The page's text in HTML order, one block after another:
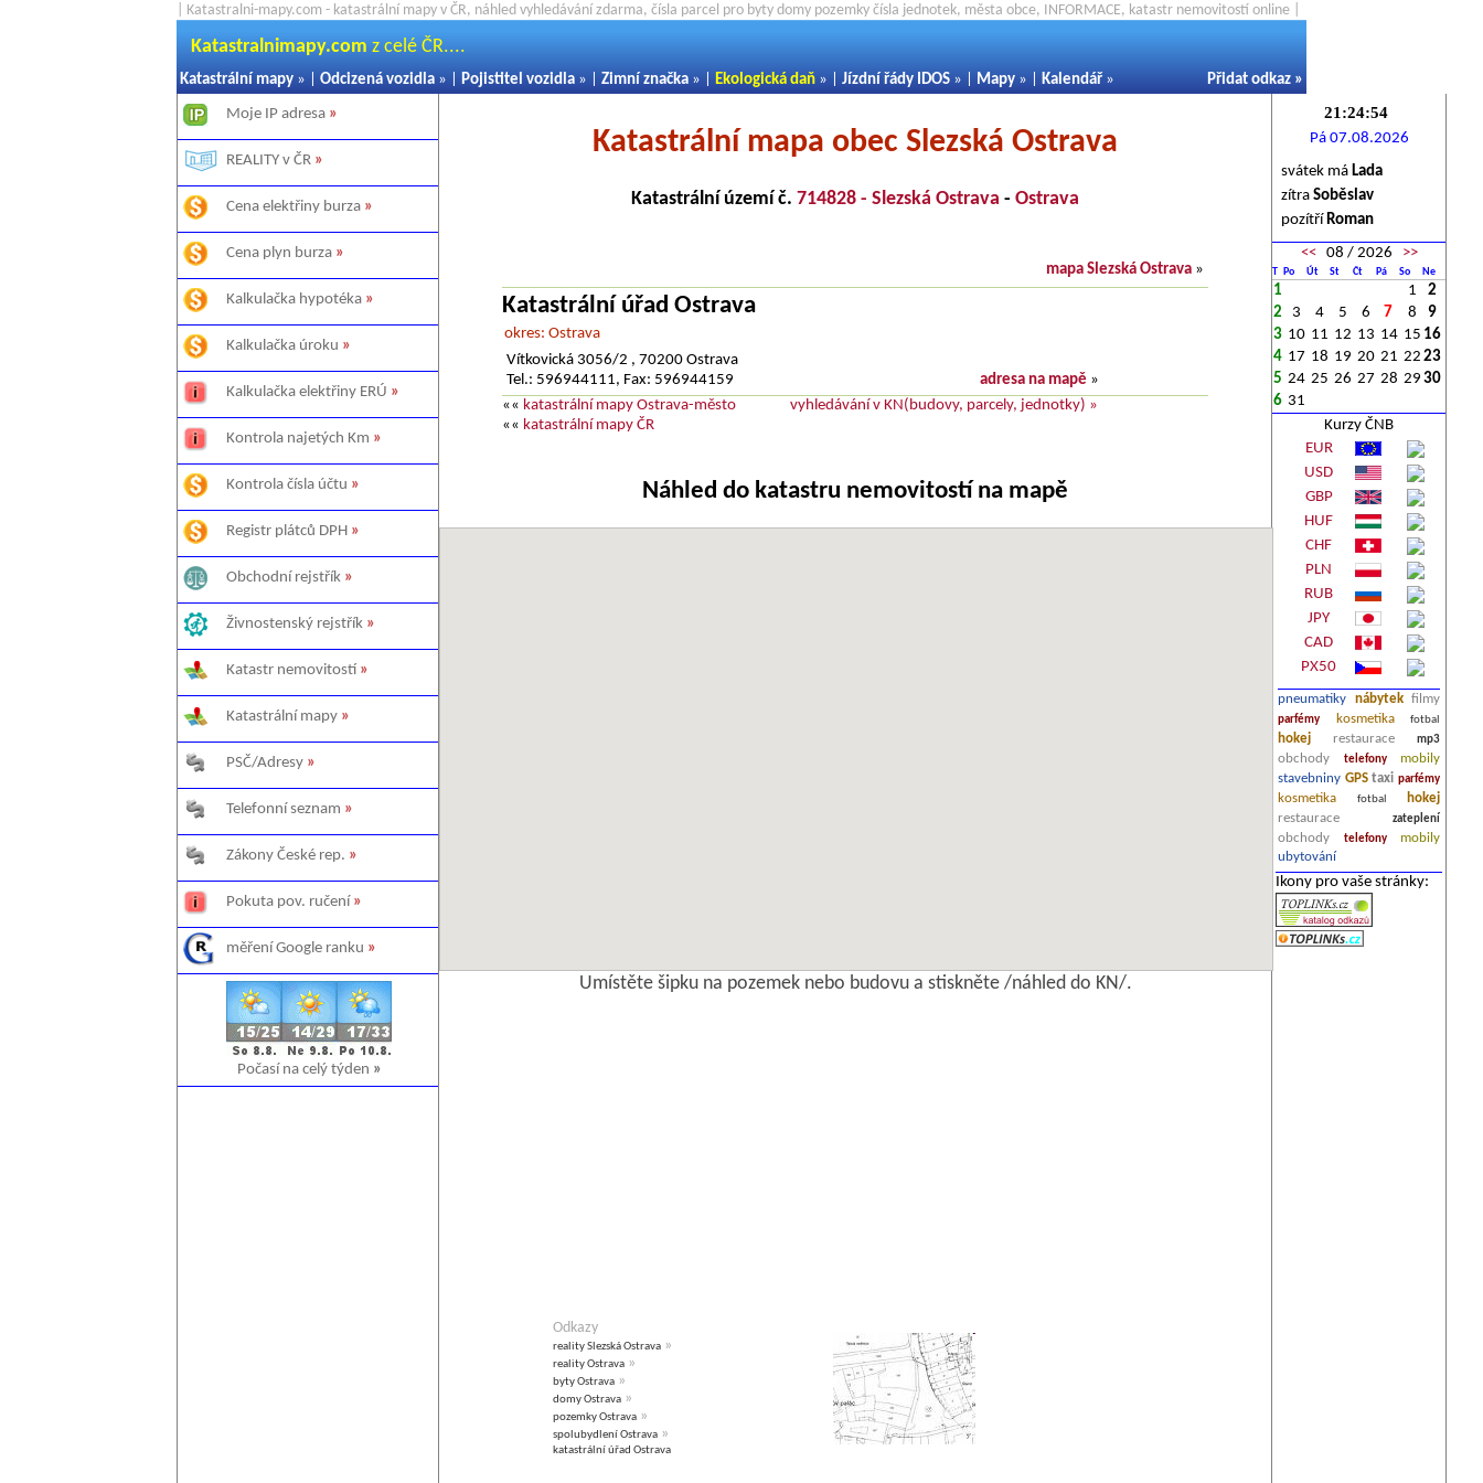
| Katastralni-mapy.com - katastrální mapy v ČR, náhled vyhledávání zdarma, čísla parcel pro byty domy pozemky čísla jednotek, města obce, INFORMACE, katastr nemovitostí online |
Katastralnimapy.com z celé ČR....
Katastrální mapy » | Odcizená vozidla » | Pojistitel vozidla » | Zimní značka » | Ekologická daň » | Jízdní řády IDOS » | Mapy » | Kalendář » Přidat odkaz »
Moje IP adresa »
REALITY v ČR »
Cena elektřiny burza »
Cena plyn burza »
Kalkulačka hypotéka »
Kalkulačka úroku »
Kalkulačka elektřiny ERÚ »
Kontrola najetých Km »
Kontrola čísla účtu »
Registr plátců DPH »
Obchodní rejstřík »
Živnostenský rejstřík »
Katastr nemovitostí »
Katastrální mapy »
PSČ/Adresy »
Telefonní seznam »
Zákony České rep. »
Pokuta pov. ručení »
měření Google ranku »
Počasí na celý týden »
Katastrální mapa obec Slezská Ostrava
Katastrální území č. 714828 - Slezská Ostrava - Ostrava
mapa Slezská Ostrava »
Katastrální úřad Ostrava
okres: Ostrava
Vítkovická 3056/2 , 70200 Ostrava
Tel.: 596944111, Fax: 596944159
adresa na mapě »
«« katastrální mapy Ostrava-město
«« katastrální mapy ČR
vyhledávání v KN(budovy, parcely, jednotky) »
Náhled do katastru nemovitostí na mapě
Umístěte šipku na pozemek nebo budovu a stiskněte /náhled do KN/.
Odkazy
reality Slezská Ostrava »
reality Ostrava »
byty Ostrava »
domy Ostrava »
pozemky Ostrava »
spolubydlení Ostrava »
katastrální úřad Ostrava
Pá 07.08.2026
svátek má Lada
zítra Soběslav
pozítří Roman
<<08 / 2026 >>
T Po Út St Čt Pá So Ne
1 1
2
2
3 4 5 6 7 8
9
3 10 11 12 13 14 15 16
4 17 18 19 20 21 22 23
5 24 25 26 27 28 29 30
6 31
Kurzy ČNB
EUR
USD
GBP
HUF
CHF
PLN
RUB
JPY
CAD
PX50
pneumatiky nábytek filmy
parfémy kosmetika fotbal
hokej restaurace mp3
obchody telefony
mobily
stavebniny GPS taxi parfémy
kosmetika fotbal
hokej
restaurace
zateplení
obchody telefony
mobily
ubytování
Ikony pro vaše stránky: